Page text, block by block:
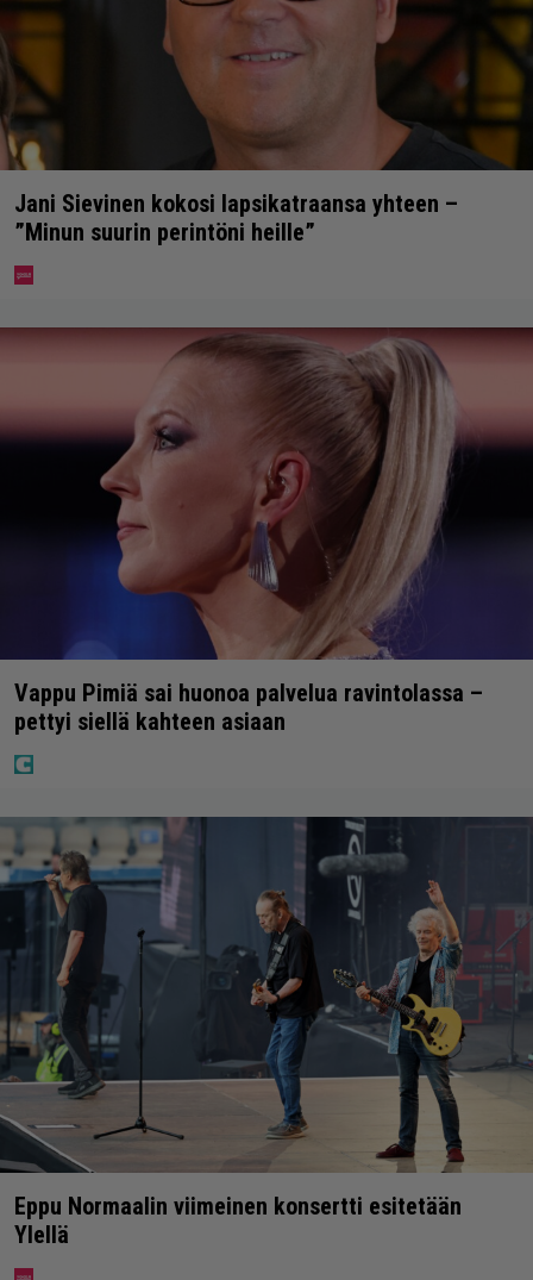
Jani Sievinen kokosi lapsikatraansa yhteen –
”Minun suurin perintöni heille”
Vappu Pimiä sai huonoa palvelua ravintolassa –
pettyi siellä kahteen asiaan
Eppu Normaalin viimeinen konsertti esitetään
Ylellä